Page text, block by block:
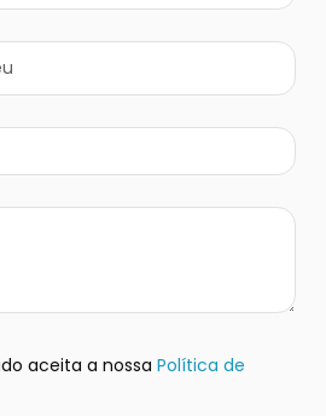
aceita a nossa Política de